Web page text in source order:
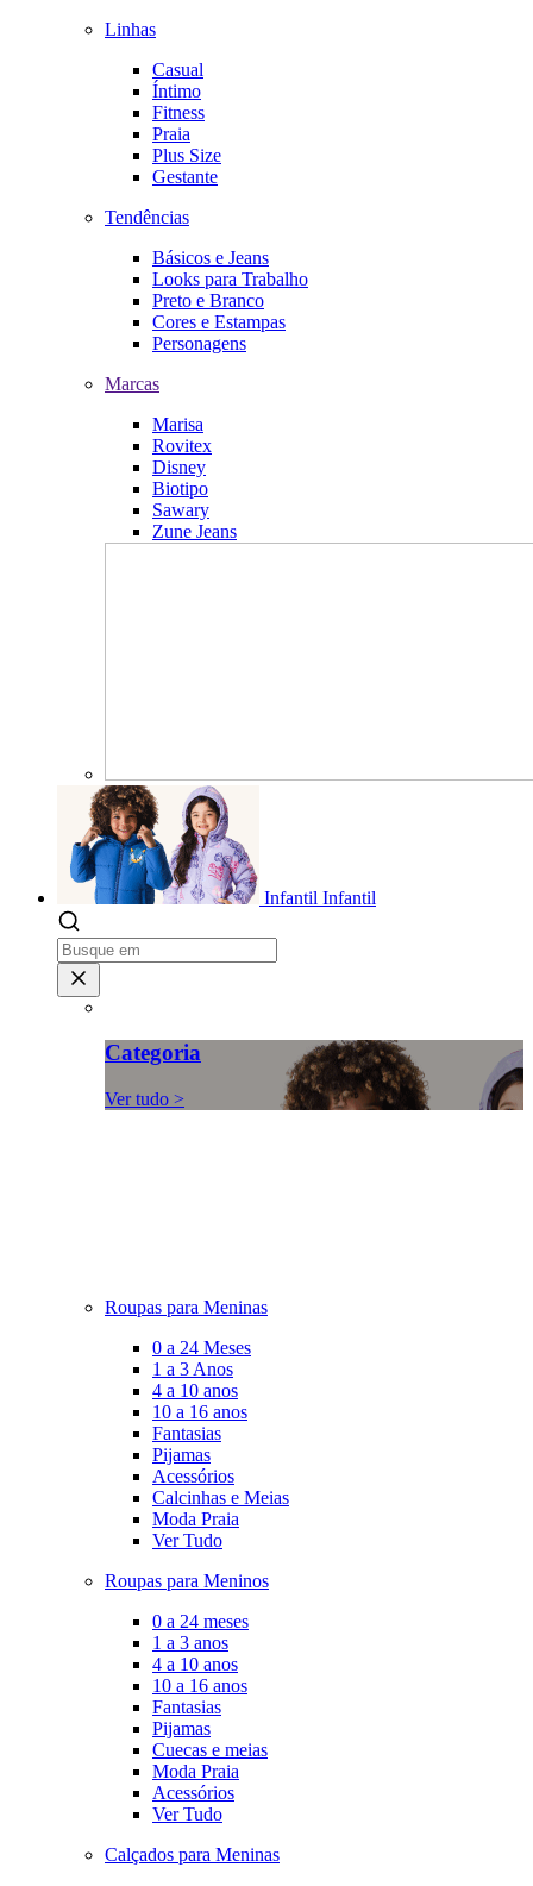
Linhas
Casual
Íntimo
Fitness
Praia
Plus Size
Gestante
Tendências
Básicos e Jeans
Looks para Trabalho
Preto e Branco
Cores e Estampas
Personagens
Marcas
Marisa
Rovitex
Disney
Biotipo
Sawary
Zune Jeans
Infantil Infantil
Categoria
Ver tudo >
Roupas para Meninas
0 a 24 Meses
1 a 3 Anos
4 a 10 anos
10 a 16 anos
Fantasias
Pijamas
Acessórios
Calcinhas e Meias
Moda Praia
Ver Tudo
Roupas para Meninos
0 a 24 meses
1 a 3 anos
4 a 10 anos
10 a 16 anos
Fantasias
Pijamas
Cuecas e meias
Moda Praia
Acessórios
Ver Tudo
Calçados para Meninas